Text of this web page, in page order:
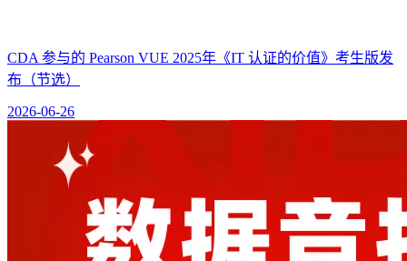
CDA 参与的 Pearson VUE 2025年《IT 认证的价值》考生版发
布（节选）
2026-06-26